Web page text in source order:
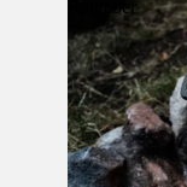
Ratgeber